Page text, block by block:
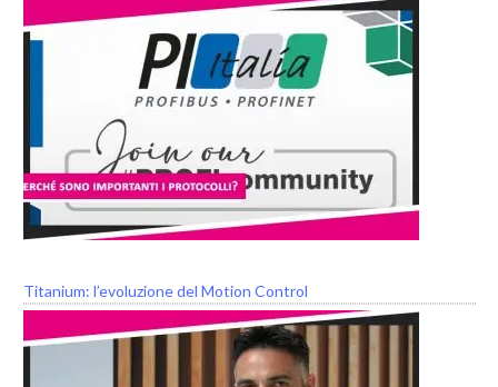
Titanium: l’evoluzione del Motion Control